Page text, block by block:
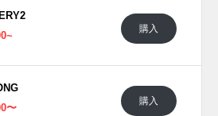
などで報告したい。
購入
〜
購入